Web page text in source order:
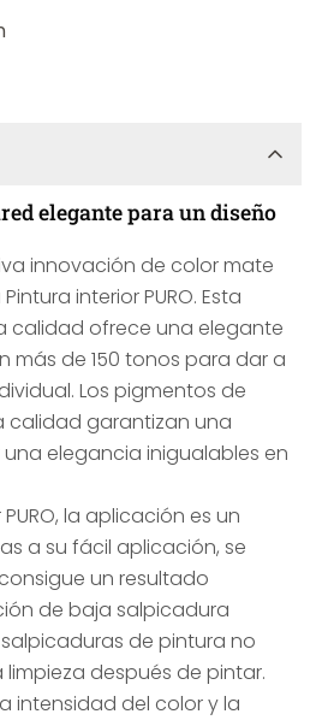
elegante para un diseño
innovación de color mate
interior PURO. Esta
calidad ofrece una elegante
más de 150 tonos para dar a
Los pigmentos de
calidad garantizan una
elegancia inigualables en
la aplicación es un
a su fácil aplicación, se
un resultado
de baja salpicadura
de pintura no
después de pintar.
intensidad del color y la